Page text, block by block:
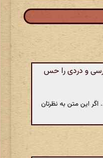
و دردی را حس
این متن به نظرتان